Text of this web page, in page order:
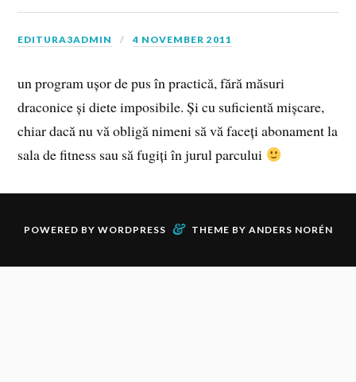
EDITURA3ADMIN 4 NOVEMBER 2011
un program ușor de pus în practică, fără măsuri
draconice și diete imposibile. Și cu suficientă mișcare,
chiar dacă nu vă obligă nimeni să vă faceți abonament la
sala de fitness sau să fugiți în jurul parcului
POWERED BY WORDPRESS & THEME BY ANDERS NORÉN